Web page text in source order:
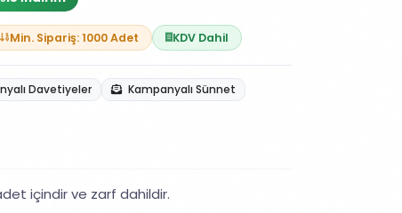
Min. Sipariş: 1000 Adet KDV Dahil
Davetiyeler
Kampanyalı Sünnet
içindir ve zarf dahildir.